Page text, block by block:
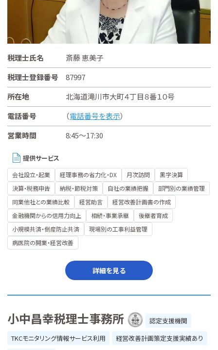
税理士氏名
斎藤 恵美子
税理士登録番号
87997
所在地
北海道滝川市大町４丁目８番１０号
電話番号
（電話番号を表示）
営業時間
8:45～17:30
提供サービス
会社設立・起業 経理事務の省力化・DX 月次訪問
黒字決算
決算・税務申告
納税・節税対策 自社の業績把握
部門別の業績管理
同業他社との業績比較
経営助言
経営改善計画書の作成
金融機関からの信用力向上
相続・事業承継
後継者育成
小規模共済・倒産防止共済
現場別の工事利益管理
病医院の開業・経営改善
詳細を見る
小中昌幸税理士事務所
認定支援機関
TKCモニタリング情報サービス利用
経営改善計画策定支援実績あり